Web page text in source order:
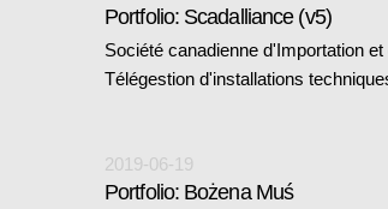
Portfolio: Scadalliance (v5)
Société canadienne d'Importation
Télégestion d'installations
2019-06-19
Portfolio: Bożena Muś